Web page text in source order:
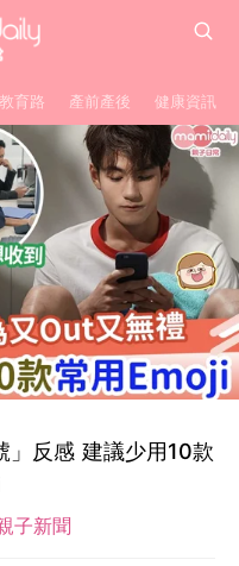
教育路 產前產後 健康資訊
」反感 建議少用10款
子新聞